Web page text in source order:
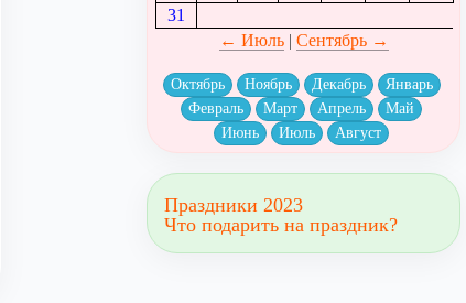
31
← Июль| Сентябрь →
Октябрь Ноябрь Декабрь
Январь
Февраль
Март Апрель
Май
Июнь
Июль Август
Праздники 2023
Что подарить на праздник?